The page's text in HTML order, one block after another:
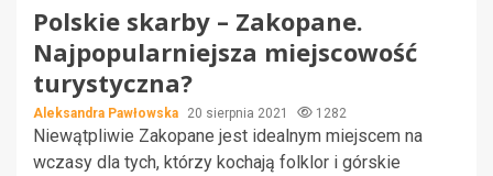
Polskie skarby – Zakopane.
Najpopularniejsza miejscowość
turystyczna?
Aleksandra Pawłowska 20 sierpnia 2021 1282
Niewątpliwie Zakopane jest idealnym miejscem na
wczasy dla tych, którzy kochają folklor i górskie